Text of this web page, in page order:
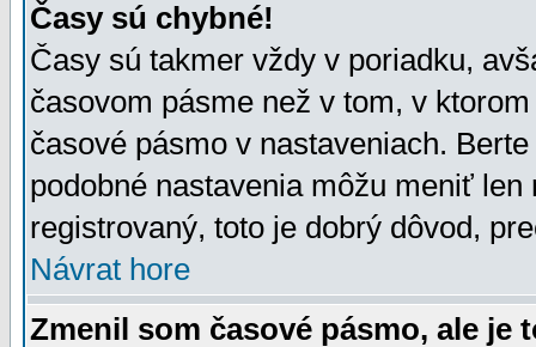
Časy sú chybné!
Časy sú takmer vždy v poriadku,
časovom pásme než v tom, v
časové pásmo v nastaveniach.
podobné nastavenia môžu meniť
registrovaný, toto je dobrý dôvod,
Návrat hore
Zmenil som časové pásmo, ale je